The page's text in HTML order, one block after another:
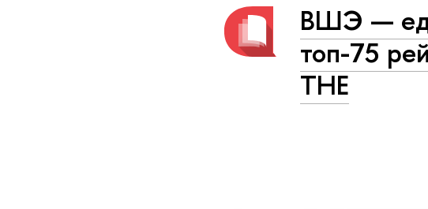
ВШЭ —
топ-75
ТНЕ